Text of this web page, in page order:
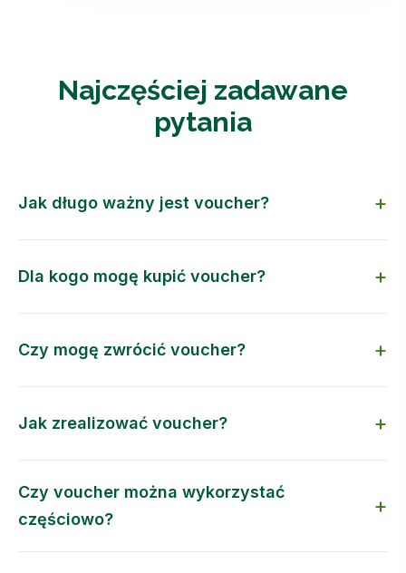
Najczęściej zadawane
pytania
Jak długo ważny jest voucher?
Dla kogo mogę kupić voucher?
Czy mogę zwrócić voucher?
Jak zrealizować voucher?
Czy voucher można wykorzystać
częściowo?